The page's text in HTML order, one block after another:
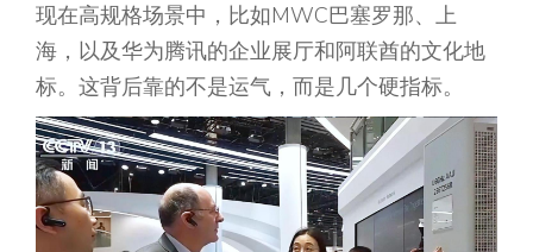
现在高规格场景中，比如MWC巴塞罗那、上
海，以及华为腾讯的企业展厅和阿联酋的文化地
标。这背后靠的不是运气，而是几个硬指标。